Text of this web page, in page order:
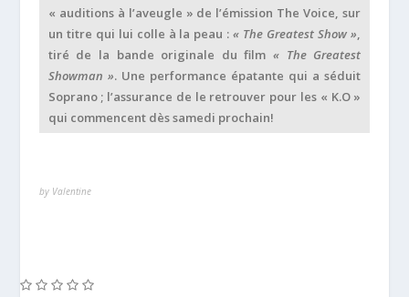
« auditions à l’aveugle » de l’émission The Voice, sur
un titre qui lui colle à la peau :« The Greatest Show »,
tiré de la bande originale du film« The Greatest
Showman ». Une performance épatante qui a séduit
Soprano ; l’assurance de le retrouver pour les « K.O »
qui commencent dès samedi prochain!
by Valentine